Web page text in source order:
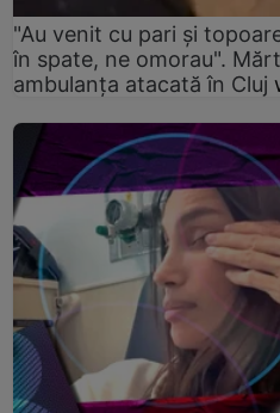
"Au venit cu pari și
în spate, ne omorau".
ambulanţa atacată în Cluj